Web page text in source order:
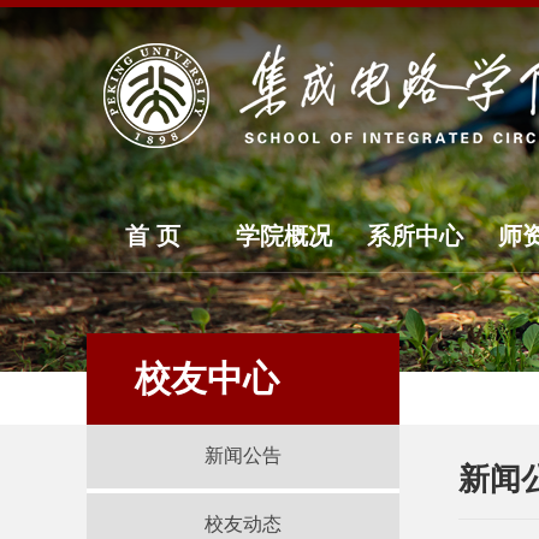
首 页 学院概况 系所中心 师
校友中心
新闻公告
校友动态
新闻